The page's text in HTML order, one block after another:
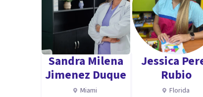
Sandra Milena
Jimenez Duque
Miami
Jessica
Rubio
Florida